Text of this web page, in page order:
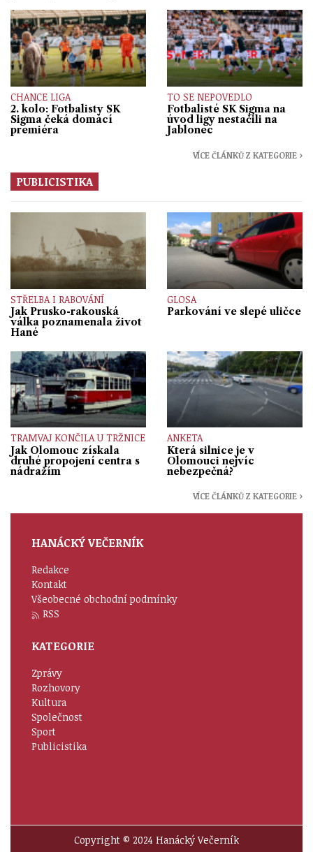
CHANCE LIGA
2. kolo: Fotbalisty SK
Sigma čeká domácí
premiéra
TO SE NEPOVEDLO
Fotbalisté SK Sigma na
úvod ligy nestačili na
Jablonec
VÍCE ČLÁNKŮ Z KATEGORIE ›
PUBLICISTIKA
STŘELBA I RABOVÁNÍ
Jak Prusko-rakouská
válka poznamenala život
Hané
GLOSA
Parkování ve slepé uličce
TRAMVAJ KONČILA U TRŽNICE
Jak Olomouc získala
druhé propojení centra s
nádražím
ANKETA
Která silnice je v
Olomouci nejvíc
nebezpečná?
VÍCE ČLÁNKŮ Z KATEGORIE ›
HANÁCKÝ VEČERNÍK
Redakce
Kontakt
Všeobecné obchodní podmínky
RSS
KATEGORIE
Zprávy
Rozhovory
Kultura
Společnost
Sport
Publicistika
Copyright © 2024 Hanácký Večerník